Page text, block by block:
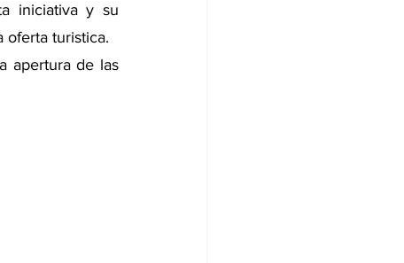
iniciativa y su
oferta turistica.
apertura de las